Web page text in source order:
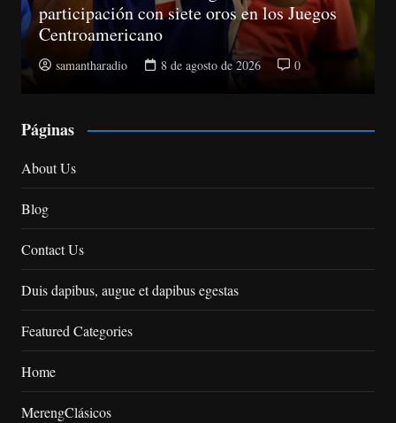
CNM avanza evaluación de siete jueces de
la Suprema y abre plazo de objeciones
samantharadio 8 de agosto de 2026 0
Páginas
About Us
Blog
Contact Us
Duis dapibus, augue et dapibus egestas
Featured Categories
Home
MerengClásicos